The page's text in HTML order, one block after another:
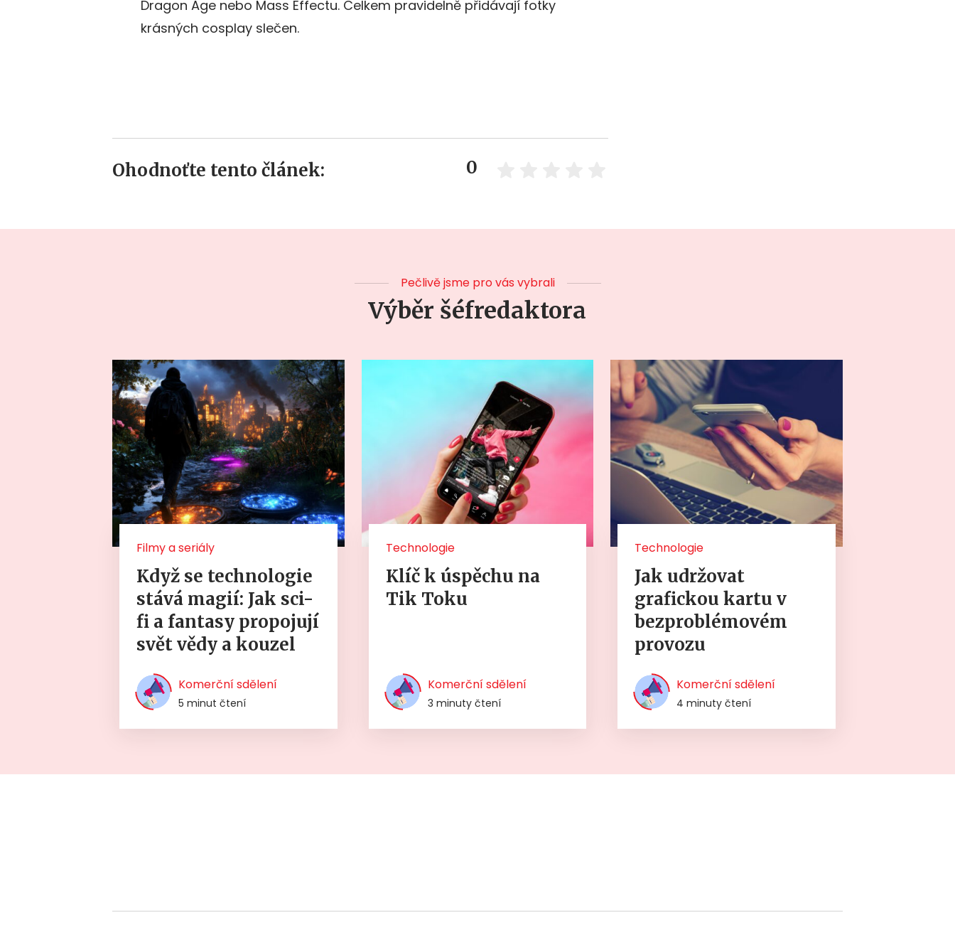
Dragon Age nebo Mass Effectu. Celkem pravidelně přidávají fotky
krásných cosplay slečen.
Ohodnoťte tento článek: 0
Pečlivě jsme pro vás vybrali
Výběr šéfredaktora
Filmy a seriály
Když se technologie
stává magií: Jak sci-
fi a fantasy propojují
svět vědy a kouzel
Komerční sdělení
5 minut čtení
Technologie
Klíč k úspěchu na
Tik Toku
Komerční sdělení
3 minuty čtení
Technologie
Jak udržovat
grafickou kartu v
bezproblémovém
provozu
Komerční sdělení
4 minuty čtení